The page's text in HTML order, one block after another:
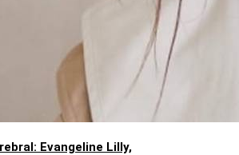
Evangeline Lilly,